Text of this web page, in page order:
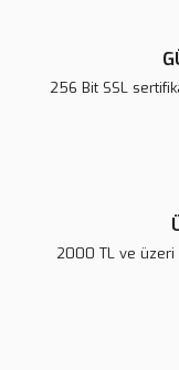
Ürün açıklamasında
256 Bit SSL
2000 TL ve üzeri